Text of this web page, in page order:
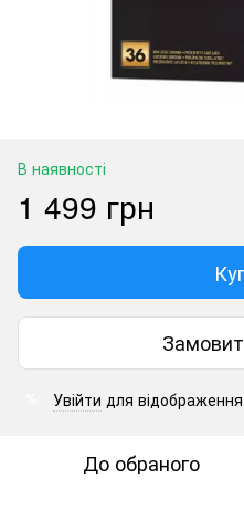
В наявності
1 499 грн
Увійти для
До обраного